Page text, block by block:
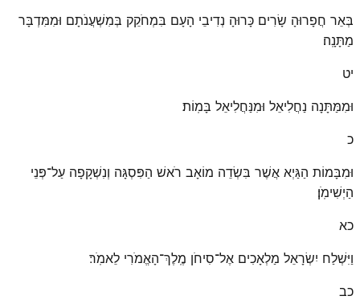
בְּאֵר חֲפָרוּהָ שָׂרִים כָּרוּהָ נְדִיבֵי הָעָם בִּמְחֹקֵק בְּמִשְׁעֲנֹתָם וּמִמִּדְבָּר
מַתָּנָֽה׃
יט
וּמִמַּתָּנָה נַחֲלִיאֵל וּמִנַּחֲלִיאֵל בָּמֽוֹת׃
כ
וּמִבָּמוֹת הַגַּיְא אֲשֶׁר בִּשְׂדֵה מוֹאָב רֹאשׁ הַפִּסְגָּה וְנִשְׁקָפָה עַל־פְּנֵי
הַיְשִׁימֹֽן׃
כא
וַיִּשְׁלַח יִשְׂרָאֵל מַלְאָכִים אֶל־סִיחֹן מֶֽלֶךְ־הָאֱמֹרִי לֵאמֹֽר׃
כב